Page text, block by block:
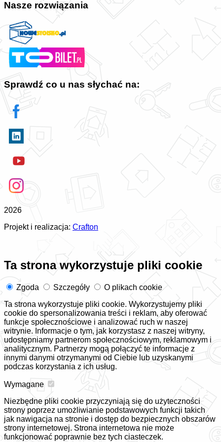
Nasze rozwiązania
Sprawdź co u nas słychać na:
2026
Projekt i realizacja: Crafton
Ta strona wykorzystuje pliki cookie
Zgoda Szczegóły
O plikach cookie
Ta strona wykorzystuje pliki cookie. Wykorzystujemy pliki
cookie do spersonalizowania treści i reklam, aby oferować
funkcje społecznościowe i analizować ruch w naszej
witrynie. Informacje o tym, jak korzystasz z naszej witryny,
udostępniamy partnerom społecznościowym, reklamowym i
analitycznym. Partnerzy mogą połączyć te informacje z
innymi danymi otrzymanymi od Ciebie lub uzyskanymi
podczas korzystania z ich usług.
Wymagane
Niezbędne pliki cookie przyczyniają się do użyteczności
strony poprzez umożliwianie podstawowych funkcji takich
jak nawigacja na stronie i dostęp do bezpiecznych obszarów
strony internetowej. Strona internetowa nie może
funkcjonować poprawnie bez tych ciasteczek.